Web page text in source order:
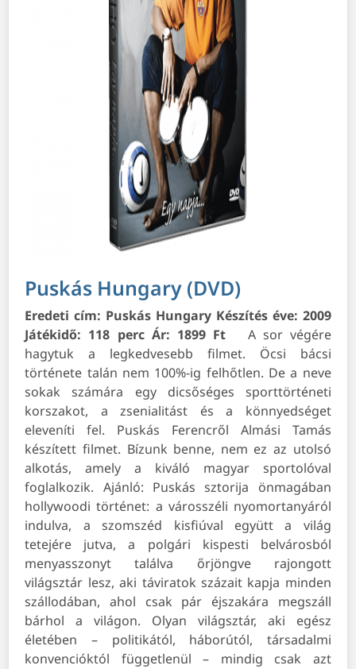
Puskás Hungary (DVD)
Eredeti cím: Puskás Hungary Készítés éve: 2009
Játékidő: 118 perc Ár: 1899 Ft A sor végére
hagytuk a legkedvesebb filmet. Öcsi bácsi
története talán nem 100%-ig felhőtlen. De a neve
sokak számára egy dicsőséges sporttörténeti
korszakot, a zsenialitást és a könnyedséget
eleveníti fel. Puskás Ferencről Almási Tamás
készített filmet. Bízunk benne, nem ez az utolsó
alkotás, amely a kiváló magyar sportolóval
foglalkozik. Ajánló: Puskás sztorija önmagában
hollywoodi történet: a városszéli nyomortanyáról
indulva, a szomszéd kisfiúval együtt a világ
tetejére jutva, a polgári kispesti belvárosból
menyasszonyt találva őrjöngve rajongott
világsztár lesz, aki táviratok százait kapja minden
szállodában, ahol csak pár éjszakára megszáll
bárhol a világon. Olyan világsztár, aki egész
életében – politikától, háborútól, társadalmi
konvencióktól függetlenül – mindig csak azt